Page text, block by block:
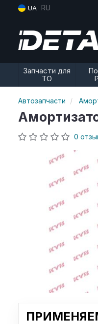
UA RU
Запчасти для
ТО
Автозапчасти
0